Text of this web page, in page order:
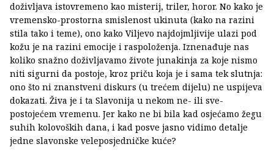
doživljava istovremeno kao misterij, triler, horor. No kako je
vremensko-prostorna smislenost ukinuta (kako na razini
stila tako i teme), ono kako Viljevo najdojmljivije ulazi pod
kožu je na razini emocije i raspoloženja. Iznenađuje nas
koliko snažno doživljavamo živote junakinja za koje nismo
niti sigurni da postoje, kroz priču koja je i sama tek slutnja:
ono što ni znanstveni diskurs (u trećem dijelu) ne uspijeva
dokazati. Živa je i ta Slavonija u nekom ne- ili sve-
postojećem vremenu. Jer kako ne bi bila kad osjećamo žegu
suhih kolovoških dana, i kad posve jasno vidimo detalje
jedne slavonske veleposjedničke kuće?